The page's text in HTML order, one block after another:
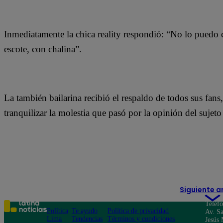
Inmediatamente la chica reality respondió: “No lo puedo
escote, con chalina”.
La también bailarina recibió el respaldo de todos sus
tranquilizar la molestia que pasó por la opinión del
Siguiente
Política
Lima
Te ayudo
Tendencias
Política de privacidad
Términos y condiciones
Av.
Jesús